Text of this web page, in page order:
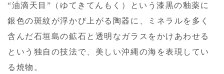
“油滴天目”（ゆてきてんもく）という漆黒の釉薬に
銀色の斑紋が浮かび上がる陶器に、ミネラルを多く
含んだ石垣島の鉱石と透明なガラスをかけあわせる
という独自の技法で、美しい沖縄の海を表現してい
る焼物。